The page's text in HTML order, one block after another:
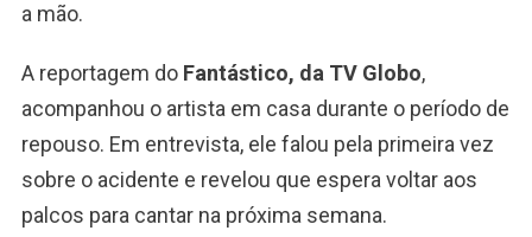
a mão.
A reportagem do Fantástico, da TV Globo,
acompanhou o artista em casa durante o período de
repouso. Em entrevista, ele falou pela primeira vez
sobre o acidente e revelou que espera voltar aos
palcos para cantar na próxima semana.